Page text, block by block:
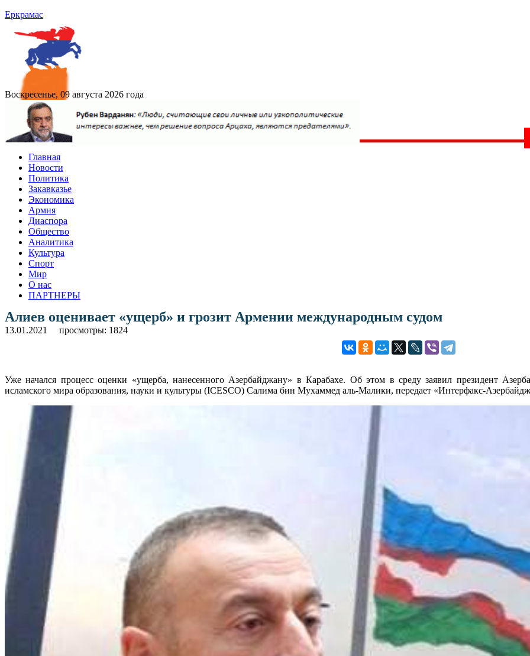
Еркрамас
Воскресенье, 09 августа 2026 года
Главная
Новости
Политика
Закавказье
Экономика
Армия
Диаспора
Общество
Аналитика
Культура
Спорт
Мир
О нас
ПАРТНЕРЫ
Алиев оценивает «ущерб» и грозит Армении международным судом
13.01.2021 просмотры: 1824
Уже начался процесс оценки «ущерба, нанесенного Азербайджану» в Карабахе. Об этом в среду заявил президент
исламского мира образования, науки и культуры (ICESCO) Салима бин Мухаммед аль-Малики, передает «Интерфакс-